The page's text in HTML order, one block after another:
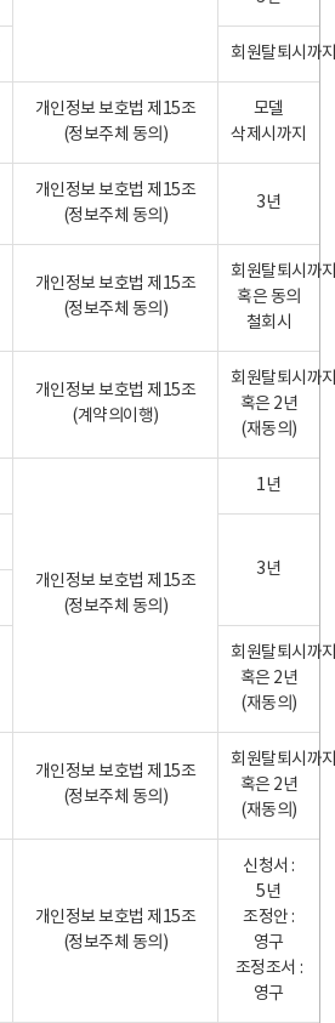
회원탈퇴시까
개인정보 보호법 제15조
(정보주체 동의)
모델
삭제시까지
개인정보 보호법 제15조
(정보주체 동의)
3년
개인정보 보호법 제15조
(정보주체 동의)
회원탈퇴시까
혹은 동의
철회시
개인정보 보호법 제15조
(계약의이행)
회원탈퇴시까
혹은 2년
(재동의)
개인정보 보호법 제15조
(정보주체 동의)
1년
3년
회원탈퇴시까
혹은 2년
(재동의)
개인정보 보호법 제15조
(정보주체 동의)
회원탈퇴시까
혹은 2년
(재동의)
개인정보 보호법 제15조
(정보주체 동의)
신청서 :
5년
조정안 :
영구
조정조서 :
영구